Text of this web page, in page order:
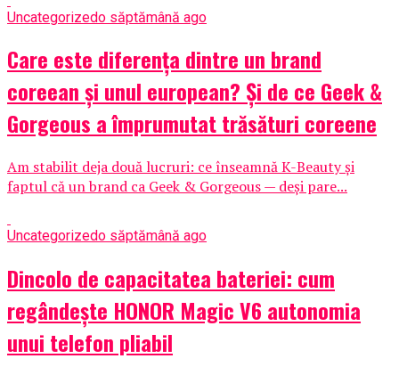
Uncategorizedo săptămână ago
Care este diferența dintre un brand
coreean și unul european? Și de ce Geek &
Gorgeous a împrumutat trăsături coreene
Am stabilit deja două lucruri: ce înseamnă K-Beauty și
faptul că un brand ca Geek & Gorgeous — deși pare...
Uncategorizedo săptămână ago
Dincolo de capacitatea bateriei: cum
regândește HONOR Magic V6 autonomia
unui telefon pliabil